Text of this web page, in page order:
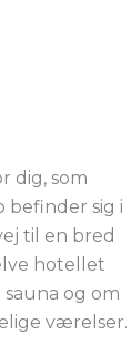
dig, som
befinder sig i
til en bred
hotellet
og om
værelser.